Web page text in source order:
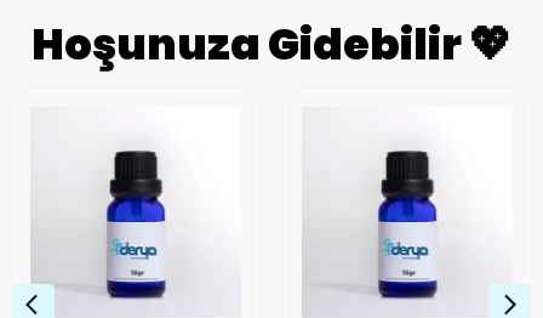
Hoşunuza Gidebilir 💖